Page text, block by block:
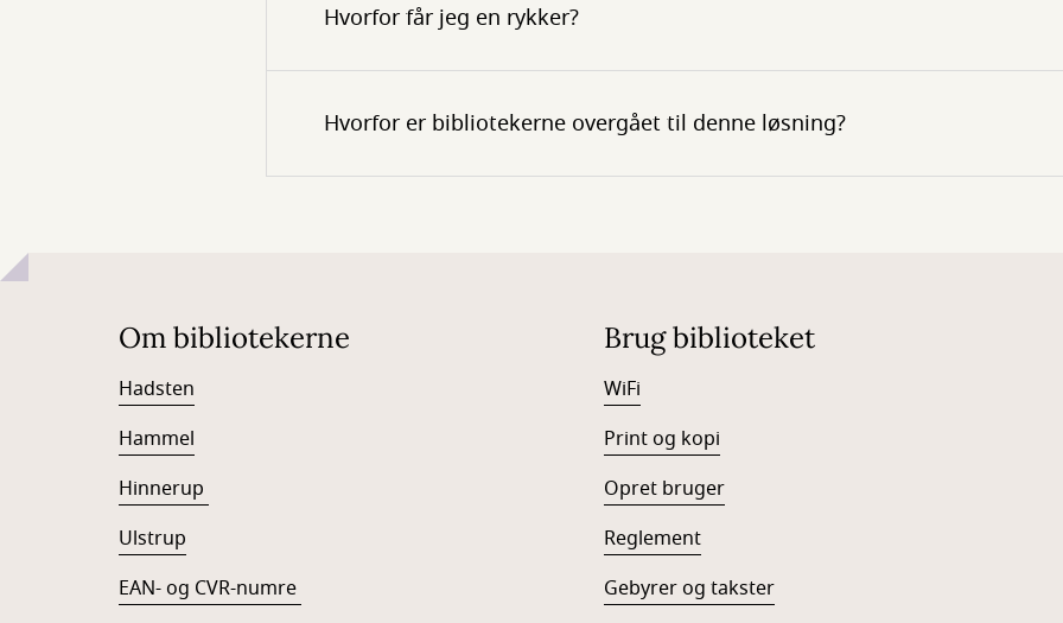
Hvorfor får jeg en rykker?
Hvorfor er bibliotekerne overgået til denne løsning?
Om bibliotekerne
Hadsten
Hammel
Hinnerup
Ulstrup
EAN- og CVR-numre
Brug biblioteket
WiFi
Print og kopi
Opret bruger
Reglement
Gebyrer og takster